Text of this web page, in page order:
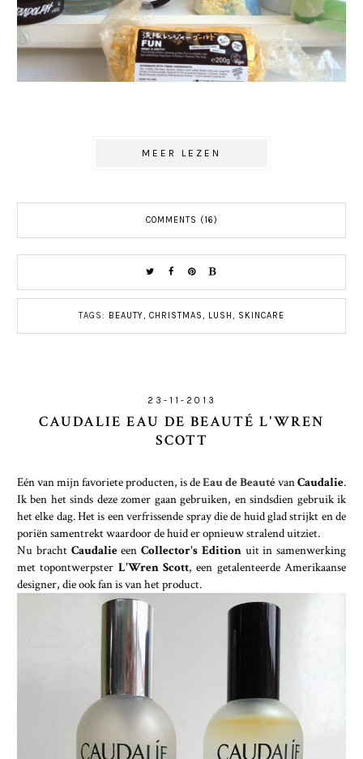
MEER LEZEN
COMMENTS (16)
TAGS: BEAUTY, CHRISTMAS, LUSH , SKINCARE
23-11-2013
CAUDALIE EAU DE BEAUTÉ L'WREN
SCOTT
Eén van mijn favoriete producten, is deEau de BeautévanCaudalie.
Ik ben het sinds deze zomer gaan gebruiken, en sindsdien gebruik ik
het elke dag. Het is een verfrissende spray die de huid glad strijkt en de
poriën samentrekt waardoor de huid er opnieuw stralend uitziet.
Nu bracht Caudalieeen Collector's Edition uit in samenwerking
met topontwerpster L'Wren Scott, een getalenteerde Amerikaanse
designer, die ook fan is van het product.